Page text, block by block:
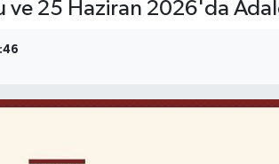
ve 25 Haziran 2026'da